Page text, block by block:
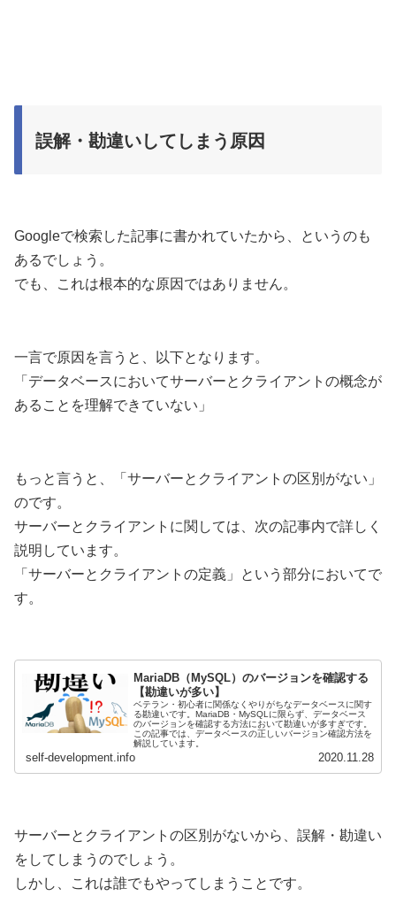
誤解・勘違いしてしまう原因
Googleで検索した記事に書かれていたから、というのも
あるでしょう。
でも、これは根本的な原因ではありません。
一言で原因を言うと、以下となります。
「データベースにおいてサーバーとクライアントの概念が
あることを理解できていない」
もっと言うと、「サーバーとクライアントの区別がない」
のです。
サーバーとクライアントに関しては、次の記事内で詳しく
説明しています。
「サーバーとクライアントの定義」という部分においてで
す。
MariaDB（MySQL）のバージョンを確認する
【勘違いが多い】
ベテラン・初心者に関係なくやりがちなデータベースに関す
る勘違いです。MariaDB・MySQLに限らず、データベース
のバージョンを確認する方法において勘違いが多すぎです。
この記事では、データベースの正しいバージョン確認方法を
解説しています。
self-development.info 2020.11.28
サーバーとクライアントの区別がないから、誤解・勘違い
をしてしまうのでしょう。
しかし、これは誰でもやってしまうことです。